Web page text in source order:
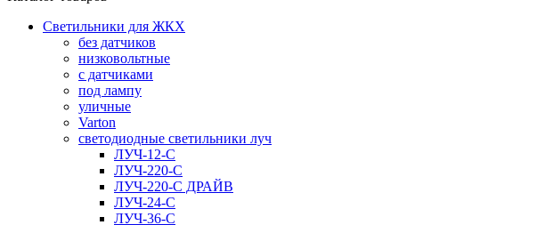
Светильники для ЖКХ
без датчиков
низковольтные
с датчиками
под лампу
уличные
Varton
светодиодные светильники луч
ЛУЧ-12-С
ЛУЧ-220-С
ЛУЧ-220-С ДРАЙВ
ЛУЧ-24-С
ЛУЧ-36-С